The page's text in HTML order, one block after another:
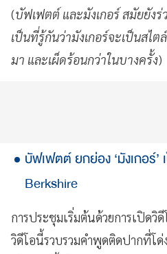
(บัฟเฟตต์ และมังเกอร์ สมัยยัง
เป็นที่รู้กันว่ามังเกอร์จะเป็นสไ
มา และเผ็ดร้อนกว่าในบางครั้ง)
บัฟเฟตต์ ยกย่อง ‘มังเกอร์’
Berkshire
การประชุมเริ่มต้นด้วยการเปิดวิดี
วิดีโอนี้รวบรวมคำพูดติดปากที่โด่